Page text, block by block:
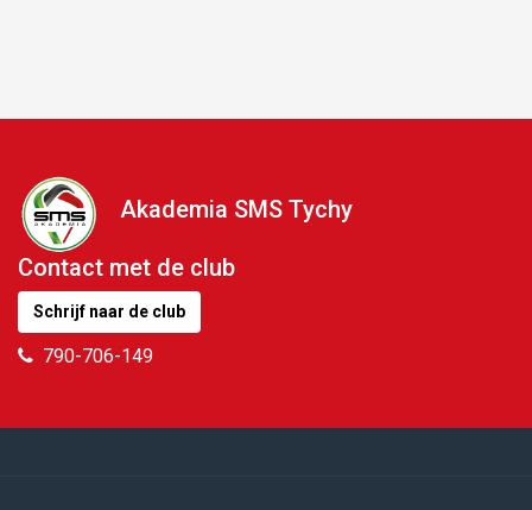
Akademia SMS Tychy
Contact met de club
Schrijf naar de club
790-706-149